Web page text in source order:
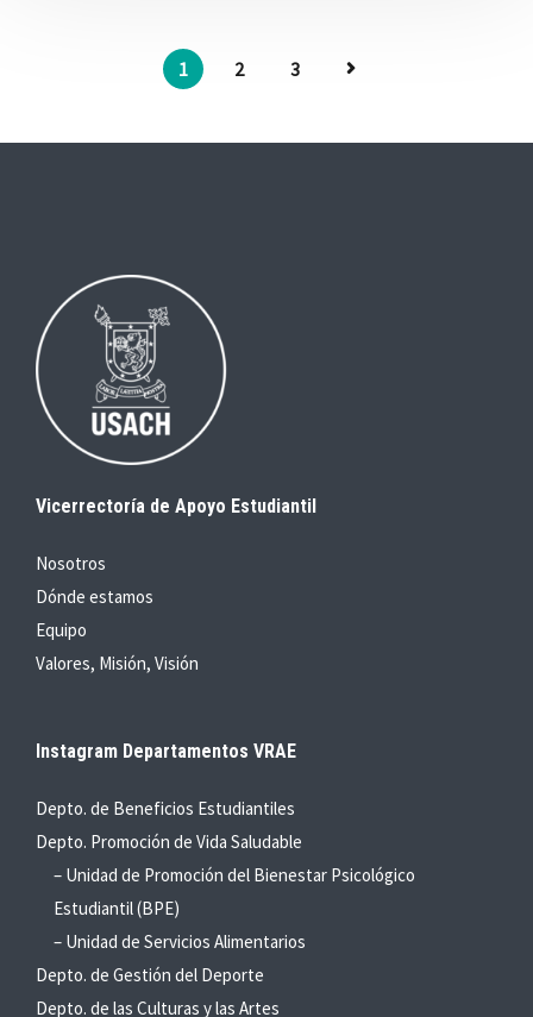
1 2 3
Vicerrectoría de Apoyo Estudiantil
Nosotros
Dónde estamos
Equipo
Valores, Misión, Visión
Instagram Departamentos VRAE
Depto. de Beneficios Estudiantiles
Depto. Promoción de Vida Saludable
– Unidad de Promoción del Bienestar Psicológico
Estudiantil (BPE)
– Unidad de Servicios Alimentarios
Depto. de Gestión del Deporte
Depto. de las Culturas y las Artes